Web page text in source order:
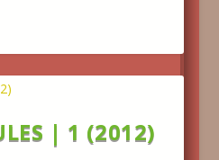
| 1 (2012)